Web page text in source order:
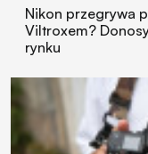
Nikon przegrywa
Viltroxem?
rynku